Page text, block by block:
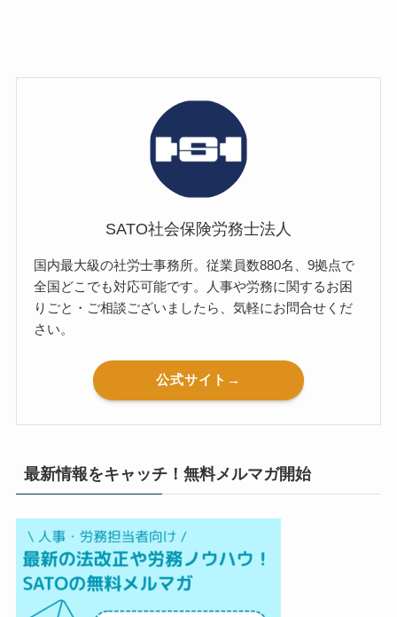
SATO社会保険労務士法人
国内最大級の社労士事務所。従業員数880名、9拠点で
全国どこでも対応可能です。人事や労務に関するお困
りごと・ご相談ございましたら、気軽にお問合せくだ
さい。
公式サイト→
最新情報をキャッチ！無料メルマガ開始